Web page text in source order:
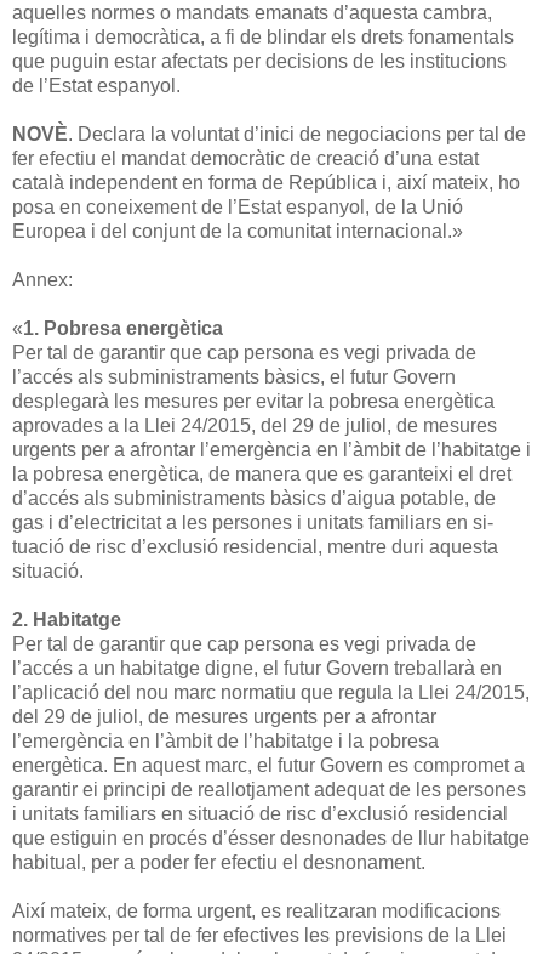
aquelles normes o mandats emanats d’aquesta cambra,
legítima i democràtica, a fi de blindar els drets fonamentals
que puguin estar afectats per decisions de les institucions
de l’Estat espanyol.
NOVÈ. Declara la voluntat d’inici de negociacions per tal de
fer efectiu el mandat democràtic de creació d’una estat
català independent en forma de República i, així mateix, ho
posa en coneixement de l’Estat espanyol, de la Unió
Europea i del conjunt de la comunitat internacional.»
Annex:
«1. Pobresa energètica
Per tal de garantir que cap persona es vegi privada de
l’accés als subministraments bàsics, el futur Govern
desplegarà les mesures per evitar la pobresa energètica
aprovades a la Llei 24/2015, del 29 de juliol, de mesures
urgents per a afrontar l’emergència en l’àmbit de l’habitatge i
la pobresa energètica, de manera que es garanteixi el dret
d’accés als subministraments bàsics d’aigua potable, de
gas i d’electricitat a les persones i unitats familiars en si­
tuació de risc d’exclusió residencial, mentre duri aquesta
situació.
2. Habitatge
Per tal de garantir que cap persona es vegi privada de
l’accés a un habitatge digne, el futur Govern treballarà en
l’aplicació del nou marc normatiu que re­gula la Llei 24/2015,
del 29 de juliol, de mesures urgents per a afrontar
l’emergència en l’àmbit de l’habitatge i la pobresa
energètica. En aquest marc, el futur Govern es compromet a
garantir ei principi de reallotjament adequat de les persones
i unitats familiars en situació de risc d’exclusió residencial
que estiguin en procés d’ésser desnonades de llur habitatge
habitual, per a poder fer efectiu el desnonament.
Així mateix, de forma urgent, es realitzaran modificacions
normatives per tal de fer efectives les previsions de la Llei